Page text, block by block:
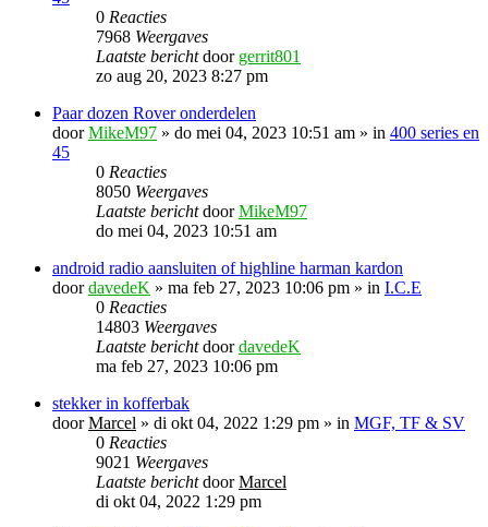
0 Reacties
7968 Weergaves
Laatste berichtdoor gerrit801
zo aug 20, 2023 8:27 pm
Paar dozen Rover onderdelen
doorMikeM97 » do mei 04, 2023 10:51 am » in 400 series en
45
0 Reacties
8050 Weergaves
Laatste berichtdoorMikeM97
do mei 04, 2023 10:51 am
android radio aansluiten of highline harman kardon
doordavedeK » ma feb 27, 2023 10:06 pm » in I.C.E
0 Reacties
14803 Weergaves
Laatste berichtdoordavedeK
ma feb 27, 2023 10:06 pm
stekker in kofferbak
doorMarcel » di okt 04, 2022 1:29 pm » in MGF, TF & SV
0 Reacties
9021 Weergaves
Laatste berichtdoorMarcel
di okt 04, 2022 1:29 pm